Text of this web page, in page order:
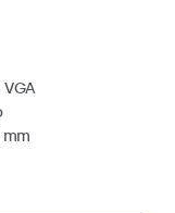
VGA
mm